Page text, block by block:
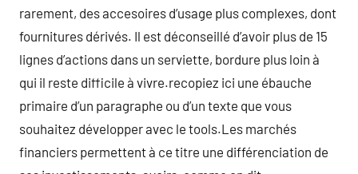
rarement, des accesoires d’usage plus complexes, dont
fournitures dérivés. Il est déconseillé d’avoir plus de 15
lignes d’actions dans un serviette, bordure plus loin à
qui il reste difficile à vivre.recopiez ici une ébauche
primaire d’un paragraphe ou d’un texte que vous
souhaitez développer avec le tools.Les marchés
financiers permettent à ce titre une différenciation de